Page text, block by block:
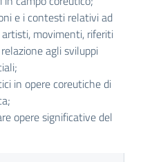
e i contesti relativi ad
artisti, movimenti, riferiti
agli sviluppi
in opere coreutiche di
opere significative del